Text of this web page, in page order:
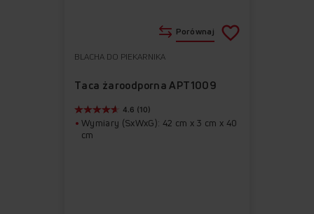
BLACHA DO PIEKARNIKA
Taca żaroodporna APT1009
4.6 (10)
Wymiary (SxWxG): 42 cm x 3 cm x 40
cm
Porównaj